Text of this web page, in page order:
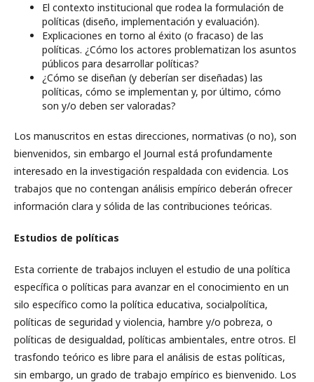
El contexto institucional que rodea la formulación de
políticas (diseño, implementación y evaluación).
Explicaciones en torno al éxito (o fracaso) de las
políticas. ¿Cómo los actores problematizan los asuntos
públicos para desarrollar políticas?
¿Cómo se diseñan (y deberían ser diseñadas) las
políticas, cómo se implementan y, por último, cómo
son y/o deben ser valoradas?
Los manuscritos en estas direcciones, normativas (o no), son
bienvenidos, sin embargo el Journal está profundamente
interesado en la investigación respaldada con evidencia. Los
trabajos que no contengan análisis empírico deberán ofrecer
información clara y sólida de las contribuciones teóricas.
Estudios de políticas
Esta corriente de trabajos incluyen el estudio de una política
específica o políticas para avanzar en el conocimiento en un
silo específico como la política educativa, socialpolítica,
políticas de seguridad y violencia, hambre y/o pobreza, o
políticas de desigualdad, políticas ambientales, entre otros. El
trasfondo teórico es libre para el análisis de estas políticas,
sin embargo, un grado de trabajo empírico es bienvenido. Los